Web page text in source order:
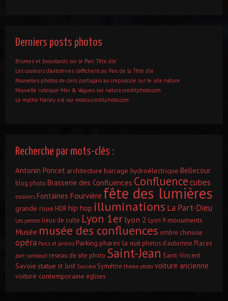
Derniers posts photos
Brumes et brouillards sur le Parc Tête d’or
Les couleurs d’automnes s’affichent au Parc de la Tête d’or
Nouvelles photos de ciels portugais au crépuscule sur le site nature
Nouvelle rubrique Mer & Vagues sur nature.creditphoto.com
Le mythe Harley est sur motos.creditphoto.com
Recherche par mots-clés :
Antonin Poncet architecture barrage hydroélectrique Bellecour
blog photo Brasserie des Confluences Confluencecubes
escaliers Fontaines Fourvière fête des lumières
grande roue HDR hip hop illuminations La Part-Dieu
Les pentes lieux de culte Lyon 1erlyon 2 Lyon 9 monuments
Musée musée des confluences ombre chinoise
opéra Parcs et jardins Parking phares la nuit photos d'automne Places
port rambaud reseau de site photo Saint-Jean Saint-Vincent
Savoie statue st Just Sucrière Symétrie thème photo voiture ancienne
voiture contemporaine églises